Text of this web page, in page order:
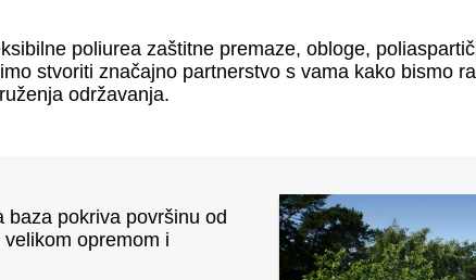
poliurea zaštitne premaze, obloge,
stvoriti značajno partnerstvo s vama kako bismo
održavanja.
pokriva površinu od
opremom i